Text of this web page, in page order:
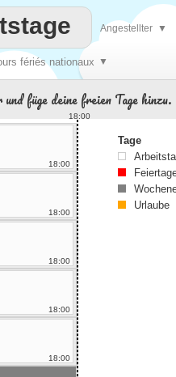
fériés nationaux ▼
Angestellter ▼
füge deine freien Tage hinzu.
18:00
18:00
18:00
18:00
18:00
18:00
Tage
Urlaube